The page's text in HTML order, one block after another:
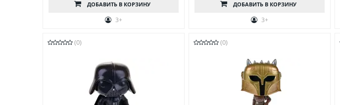
ДОБАВИТЬ В КОРЗИНУ
3+
ДОБАВИТЬ В КОРЗИНУ
3+
(0) (0)